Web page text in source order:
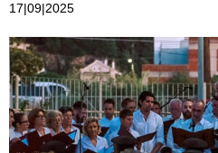
17|09|2025